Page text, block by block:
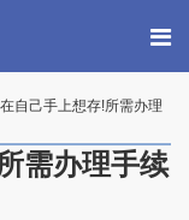
自己手上想存!所需办理
需办理手续